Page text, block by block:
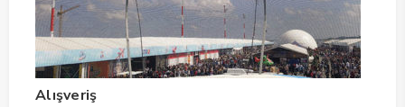
Alışveriş